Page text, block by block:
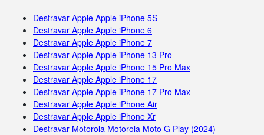
Destravar Apple Apple iPhone 5S
Destravar Apple Apple iPhone 6
Destravar Apple Apple iPhone 7
Destravar Apple Apple iPhone 13 Pro
Destravar Apple Apple iPhone 15 Pro Max
Destravar Apple Apple iPhone 17
Destravar Apple Apple iPhone 17 Pro Max
Destravar Apple Apple iPhone Air
Destravar Apple Apple iPhone Xr
Destravar Motorola Motorola Moto G Play (2024)